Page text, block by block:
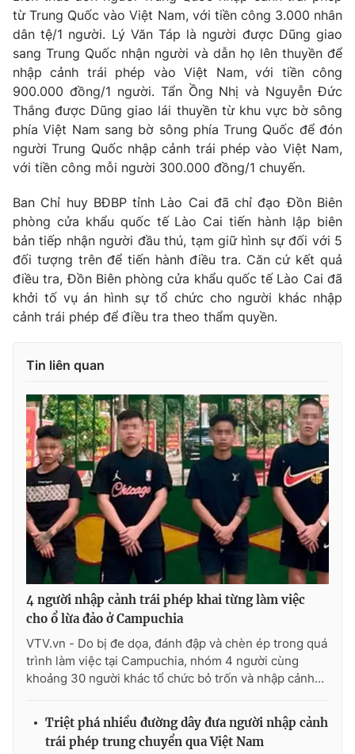
từ Trung Quốc vào Việt Nam, với tiền công 3.000 nhân
dân tệ/1 người. Lý Văn Táp là người được Dũng giao
sang Trung Quốc nhận người và dẫn họ lên thuyền để
nhập cảnh trái phép vào Việt Nam, với tiền công
900.000 đồng/1 người. Tẩn Ồng Nhị và Nguyễn Đức
Thắng được Dũng giao lái thuyền từ khu vực bờ sông
phía Việt Nam sang bờ sông phía Trung Quốc để đón
người Trung Quốc nhập cảnh trái phép vào Việt Nam,
với tiền công mỗi người 300.000 đồng/1 chuyến.
Ban Chỉ huy BĐBP tỉnh Lào Cai đã chỉ đạo Đồn Biên
phòng cửa khẩu quốc tế Lào Cai tiến hành lập biên
bản tiếp nhận người đầu thú, tạm giữ hình sự đối với 5
đối tượng trên để tiến hành điều tra. Căn cứ kết quả
điều tra, Đồn Biên phòng cửa khẩu quốc tế Lào Cai đã
khởi tố vụ án hình sự tổ chức cho người khác nhập
cảnh trái phép để điều tra theo thẩm quyền.
Tin liên quan
4 người nhập cảnh trái phép khai từng làm việc
cho ổ lừa đảo ở Campuchia
VTV.vn - Do bị đe dọa, đánh đập và chèn ép trong quá
trình làm việc tại Campuchia, nhóm 4 người cùng
khoảng 30 người khác tổ chức bỏ trốn và nhập cảnh...
Triệt phá nhiều đường dây đưa người nhập cảnh
trái phép trung chuyển qua Việt Nam